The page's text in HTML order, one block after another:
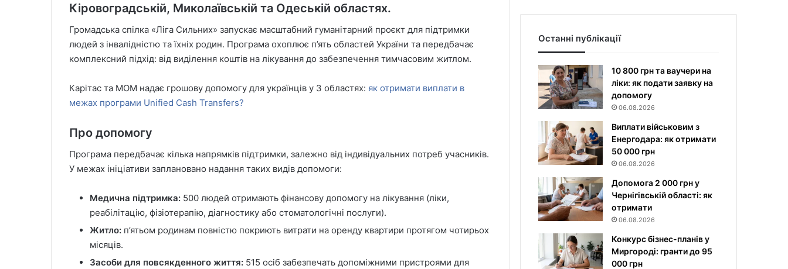
Кіровоградській, Миколаївській та Одеській областях.
Громадська спілка «Ліга Сильних» запускає масштабний гуманітарний проєкт для підтримки
людей з інвалідністю та їхніх родин. Програма охоплює п’ять областей України та передбачає
комплексний підхід: від виділення коштів на лікування до забезпечення тимчасовим житлом.
Карітас та МОМ надає грошову допомогу для українців у 3 областях: як отримати виплати в
межах програми Unified Cash Transfers?
Про допомогу
Програма передбачає кілька напрямків підтримки, залежно від індивідуальних потреб учасників.
У межах ініціативи заплановано надання таких видів допомоги:
Медична підтримка: 500 людей отримають фінансову допомогу на лікування (ліки,
реабілітацію, фізіотерапію, діагностику або стоматологічні послуги).
Житло: п’ятьом родинам повністю покриють витрати на оренду квартири протягом чотирьох
місяців.
Засоби для повсякденного життя: 515 осіб забезпечать допоміжними пристроями для
Останні публікації
10 800 грн та ваучери на
ліки: як подати заявку на
допомогу
06.08.2026
Виплати військовим з
Енергодара: як отримати
50 000 грн
06.08.2026
Допомога 2 000 грн у
Чернігівській області: як
отримати
06.08.2026
Конкурс бізнес-планів у
Миргороді: гранти до 95
000 грн